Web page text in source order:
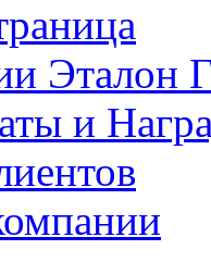
Эталон
и